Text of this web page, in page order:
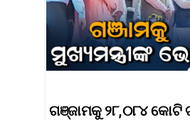
ଗଞ୍ଜାମକୁ ୨୮,୦୮୪ କୋଟି